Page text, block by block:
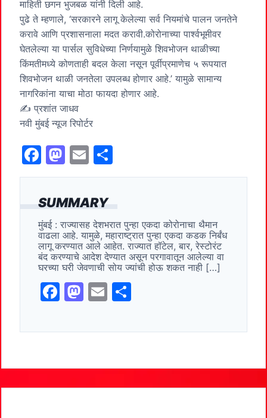
SUMMARY
मुंबई : राज्यासह देशभरात पुन्हा एकदा कोरोनाचा थैमान
वाढला आहे. यामुळे, महाराष्ट्रात पुन्हा एकदा कडक निर्बंध
लागू करण्यात आले आहेत. राज्यात हॉटेल, बार, रेस्टोरंट
बंद करण्याचे आदेश देण्यात असून परगावातून आलेल्या वा
घरच्या घरी जेवणाची सोय ज्यांची होऊ शकत नाही […]
F
c
b
o
M
st
d
o
E
ai ar
माहिती छगन भुजबळ यांनी दिली आहे.
पुढे ते म्हणाले, ‘सरकारने लागू केलेल्या सर्व नियमांचे पालन जनतेने
करावे आणि प्रशासनाला मदत करावी.कोरोनाच्या पार्श्वभूमीवर
घेतलेल्या या पार्सल सुविधेच्या निर्णयामुळे शिवभोजन थाळीच्या
किंमतीमध्ये कोणताही बदल केला नसून पूर्वीप्रमाणेच ५ रूपयात
शिवभोजन थाळी जनतेला उपलब्ध होणार आहे.’ यामुळे सामान्य
नागरिकांना याचा मोठा फायदा होणार आहे.
✍️ प्रशांत जाधव
नवी मुंबई न्यूज रिपोर्टर
F
a
c
e
b
o
o
k
M
a
st
o
d
o
n
E
m
ai
l
h